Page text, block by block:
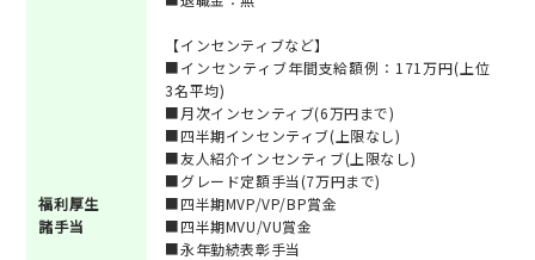
福利厚生
諸手当
【インセンティブなど】
■インセンティブ年間支給額例：171万円(上位
3名平均)
■月次インセンティブ(6万円まで)
■四半期インセンティブ(上限なし)
■友人紹介インセンティブ(上限なし)
■グレード定額手当(7万円まで)
■四半期MVP/VP/BP賞金
■四半期MVU/VU賞金
■永年勤続表彰手当